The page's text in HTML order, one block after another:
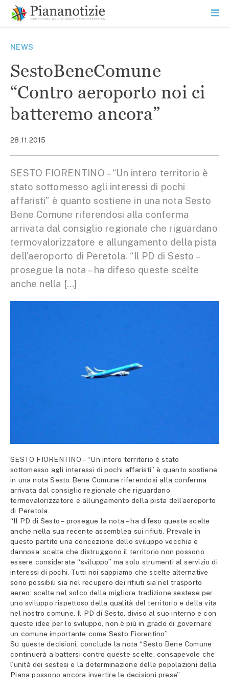
contenuto
SEARCH
NEWS
SestoBeneComune
“Contro aeroporto noi ci
batteremo ancora”
28.11.2015
SESTO FIORENTINO – “Un intero territorio è
stato sottomesso agli interessi di pochi
affaristi” è quanto sostiene in una nota Sesto
Bene Comune riferendosi alla conferma
arrivata dal consiglio regionale che riguardano
termovalorizzatore e allungamento della pista
dell’aeroporto di Peretola. “Il PD di Sesto –
prosegue la nota – ha difeso queste scelte
anche nella […]
SESTO FIORENTINO – “Un intero territorio è stato
sottomesso agli interessi di pochi affaristi” è quanto sostiene
in una nota Sesto Bene Comune riferendosi alla conferma
arrivata dal consiglio regionale che riguardano
termovalorizzatore e allungamento della pista dell’aeroporto
di Peretola.
“Il PD di Sesto – prosegue la nota – ha difeso queste scelte
anche nella sua recente assemblea sui rifiuti. Prevale in
questo partito una concezione dello sviluppo vecchia e
dannosa: scelte che distruggono il territorio non possono
essere considerate “sviluppo” ma solo strumenti al servizio di
interessi di pochi. Tutti noi sappiamo che scelte alternative
sono possibili sia nel recupero dei rifiuti sia nel trasporto
aereo: scelte nel solco della migliore tradizione sestese per
uno sviluppo rispettoso della qualità del territorio e della vita
nel nostro comune. Il PD di Sesto, diviso al suo interno e con
queste idee per lo sviluppo, non è più in grado di governare
un comune importante come Sesto Fiorentino”.
Su queste decisioni, conclude la nota “Sesto Bene Comune
continuerà a battersi contro queste scelte, consapevole che
l’unità dei sestesi e la determinazione delle popolazioni della
Piana possono ancora invertire le decisioni prese”.